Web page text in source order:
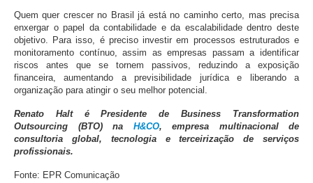
Quem quer crescer no Brasil já está no caminho certo, mas precisa
enxergar o papel da contabilidade e da escalabilidade dentro deste
objetivo. Para isso, é preciso investir em processos estruturados e
monitoramento contínuo, assim as empresas passam a identificar
riscos antes que se tornem passivos, reduzindo a exposição
financeira, aumentando a previsibilidade jurídica e liberando a
organização para atingir o seu melhor potencial.
Renato Halt é Presidente de Business Transformation
Outsourcing (BTO) na H&CO, empresa multinacional de
consultoria global, tecnologia e terceirização de serviços
profissionais.
Fonte: EPR Comunicação